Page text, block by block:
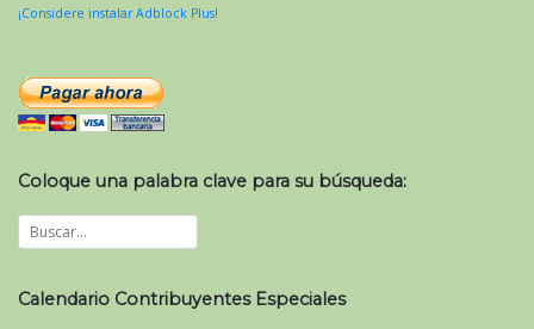
¡Considere instalar Adblock Plus!
Coloque una palabra clave para su búsqueda:
Calendario Contribuyentes Especiales